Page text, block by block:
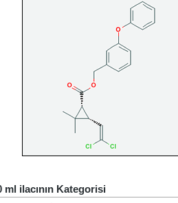
ilacının Kategorisi